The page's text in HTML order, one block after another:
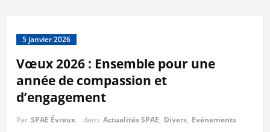
5 janvier 2026
Vœux 2026 : Ensemble pour une
année de compassion et
d’engagement
Par SPAE Évreux dans Actualités SPAE, Divers, Evénements